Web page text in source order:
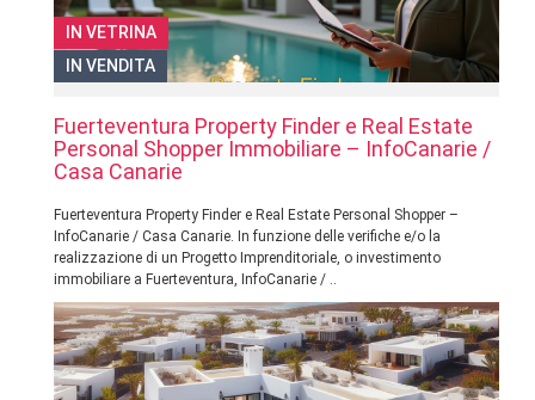
IN VETRINA
IN VENDITA
Fuerteventura Property Finder e Real Estate
Personal Shopper Immobiliare – InfoCanarie /
Casa Canarie
Fuerteventura Property Finder e Real Estate Personal Shopper –
InfoCanarie / Casa Canarie. In funzione delle verifiche e/o la
realizzazione di un Progetto Imprenditoriale, o investimento
immobiliare a Fuerteventura, InfoCanarie / ..